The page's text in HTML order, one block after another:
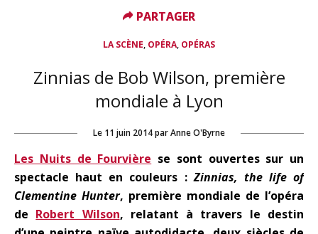
LA SCÈNE, OPÉRA, OPÉRAS
Zinnias de Bob Wilson, première
mondiale à Lyon
Le 11 juin 2014parAnne O'Byrne
Les Nuits de Fourvière se sont ouvertes sur un
spectacle haut en couleurs :Zinnias, the life of
Clementine Hunter, première mondiale de l’opéra
de Robert Wilson, relatant à travers le destin
PARTAGER
PARTAGER